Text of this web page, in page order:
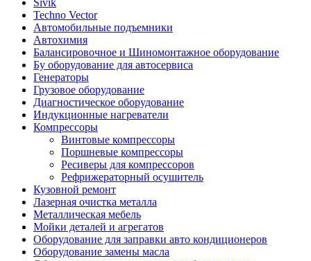
Sivik
Techno Vector
Автомобильные подъемники
Автохимия
Балансировочное и Шиномонтажное оборудование
Бу оборудование для автосервиса
Генераторы
Грузовое оборудование
Диагностическое оборудование
Индукционные нагреватели
Компрессоры
Винтовые компрессоры
Поршневые компрессоры
Ресиверы для компрессоров
Рефрижераторный осушитель
Кузовной ремонт
Лазерная очистка металла
Металлическая мебель
Мойки деталей и агрегатов
Оборудование для заправки авто кондиционеров
Оборудование замены масла